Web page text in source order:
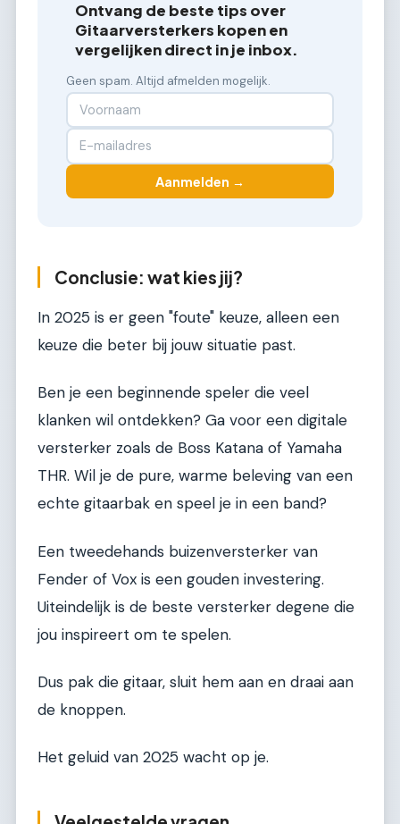
Ontvang de beste tips over
Gitaarversterkers kopen en
vergelijken direct in je inbox.
Geen spam. Altijd afmelden mogelijk.
Aanmelden →
Conclusie: wat kies jij?
In 2025 is er geen "foute" keuze, alleen een
keuze die beter bij jouw situatie past.
Ben je een beginnende speler die veel
klanken wil ontdekken? Ga voor een digitale
versterker zoals de Boss Katana of Yamaha
THR. Wil je de pure, warme beleving van een
echte gitaarbak en speel je in een band?
Een tweedehands buizenversterker van
Fender of Vox is een gouden investering.
Uiteindelijk is de beste versterker degene die
jou inspireert om te spelen.
Dus pak die gitaar, sluit hem aan en draai aan
de knoppen.
Het geluid van 2025 wacht op je.